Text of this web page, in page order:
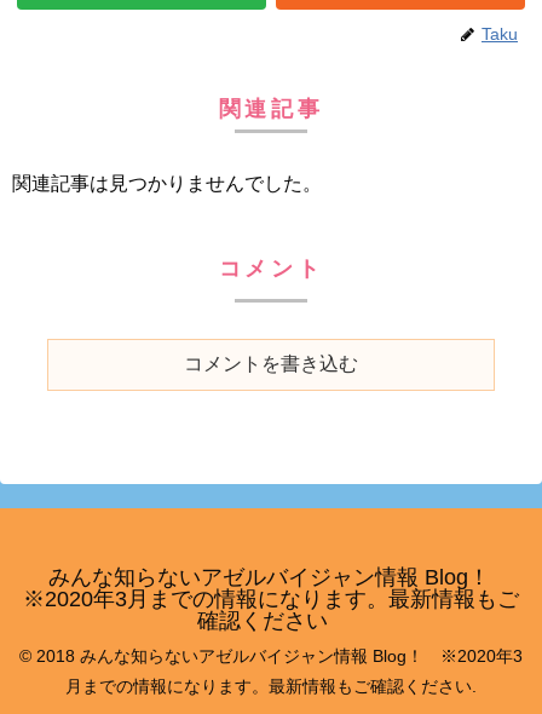
Taku
関連記事
関連記事は見つかりませんでした。
コメント
コメントを書き込む
みんな知らないアゼルバイジャン情報 Blog！
※2020年3月までの情報になります。最新情報もご
確認ください
© 2018 みんな知らないアゼルバイジャン情報 Blog！ ※2020年3
月までの情報になります。最新情報もご確認ください.